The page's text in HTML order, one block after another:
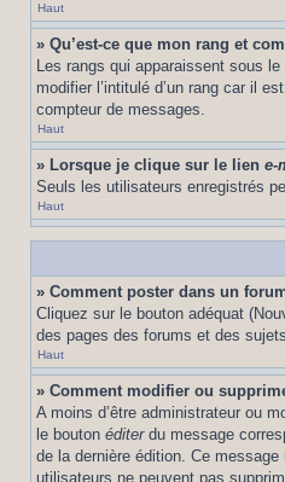
Haut
» Qu’est-ce que mon rang et
Les rangs qui apparaissent sous
modifier l’intitulé d’un rang car il
compteur de messages.
Haut
» Lorsque je clique sur le lien e-
Seuls les utilisateurs enregistrés
Haut
» Comment poster dans un
Cliquez sur le bouton adéquat
des pages des forums et des
Haut
» Comment modifier ou
A moins d’être administrateur ou
le bouton éditerdu message
de la dernière édition. Ce
utilisateurs ne peuvent pas